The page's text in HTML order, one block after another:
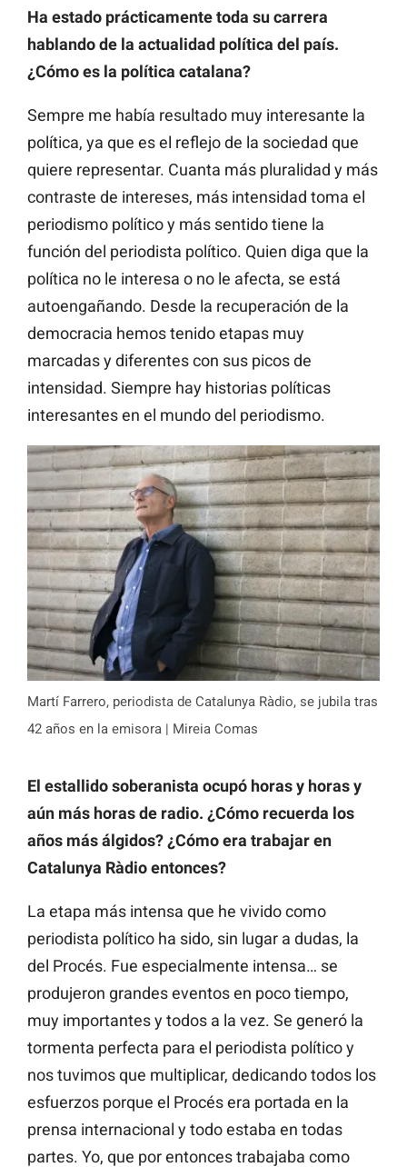
Ha estado prácticamente toda su carrera
hablando de la actualidad política del país.
¿Cómo es la política catalana?
Sempre me había resultado muy interesante la
política, ya que es el reflejo de la sociedad que
quiere representar. Cuanta más pluralidad y más
contraste de intereses, más intensidad toma el
periodismo político y más sentido tiene la
función del periodista político. Quien diga que la
política no le interesa o no le afecta, se está
autoengañando. Desde la recuperación de la
democracia hemos tenido etapas muy
marcadas y diferentes con sus picos de
intensidad. Siempre hay historias políticas
interesantes en el mundo del periodismo.
Martí Farrero, periodista de Catalunya Ràdio, se jubila tras
42 años en la emisora | Mireia Comas
El estallido soberanista ocupó horas y horas y
aún más horas de radio. ¿Cómo recuerda los
años más álgidos? ¿Cómo era trabajar en
Catalunya Ràdio entonces?
La etapa más intensa que he vivido como
periodista político ha sido, sin lugar a dudas, la
del Procés. Fue especialmente intensa… se
produjeron grandes eventos en poco tiempo,
muy importantes y todos a la vez. Se generó la
tormenta perfecta para el periodista político y
nos tuvimos que multiplicar, dedicando todos los
esfuerzos porque el Procés era portada en la
prensa internacional y todo estaba en todas
partes. Yo, que por entonces trabajaba como